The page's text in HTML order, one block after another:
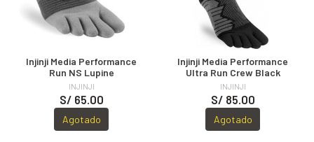
Injinji Media Performance
Run NS Lupine
INJINJI
S/ 65.00
Agotado
Injinji Media Performance
Ultra Run Crew Black
INJINJI
S/ 85.00
Agotado